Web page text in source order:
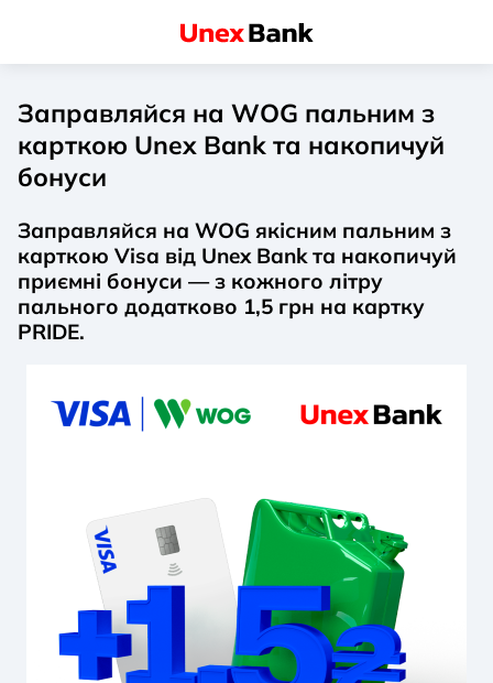
Заправляйся на WOG пальним з
карткою Unex Bank та накопичуй
бонуси
Заправляйся на WOG якісним пальним з
карткою Visa від Unex Bank та накопичуй
приємні бонуси — з кожного літру
пального додатково 1,5 грн на картку
PRIDE.